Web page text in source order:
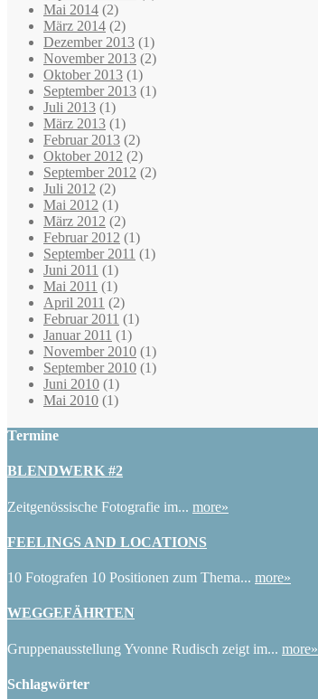
Mai 2014 (2)
März 2014 (2)
Dezember 2013 (1)
November 2013 (2)
Oktober 2013 (1)
September 2013 (1)
Juli 2013 (1)
März 2013 (1)
Februar 2013 (2)
Oktober 2012 (2)
September 2012 (2)
Juli 2012 (2)
Mai 2012 (1)
März 2012 (2)
Februar 2012 (1)
September 2011 (1)
Juni 2011 (1)
Mai 2011 (1)
April 2011 (2)
Februar 2011 (1)
Januar 2011 (1)
November 2010 (1)
September 2010 (1)
Juni 2010 (1)
Mai 2010 (1)
Termine
BLENDWERK #2
Zeitgenössische Fotografie im... more»
FEELINGS AND LOCATIONS
10 Fotografen 10 Positionen zum Thema... more»
WEGGEFÄHRTEN
Gruppenausstellung Yvonne Rudisch zeigt im... more»
Schlagwörter